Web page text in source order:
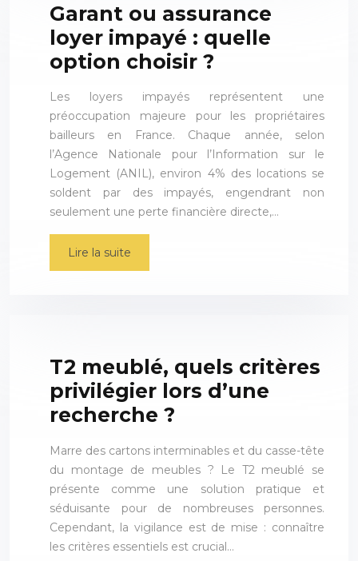
Garant ou assurance
loyer impayé : quelle
option choisir ?
Les loyers impayés représentent une
préoccupation majeure pour les propriétaires
bailleurs en France. Chaque année, selon
l’Agence Nationale pour l’Information sur le
Logement (ANIL), environ 4% des locations se
soldent par des impayés, engendrant non
seulement une perte financière directe,…
Lire la suite
T2 meublé, quels critères
privilégier lors d’une
recherche ?
Marre des cartons interminables et du casse-tête
du montage de meubles ? Le T2 meublé se
présente comme une solution pratique et
séduisante pour de nombreuses personnes.
Cependant, la vigilance est de mise : connaître
les critères essentiels est crucial…